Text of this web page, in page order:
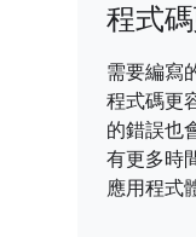
程式
需要編寫
程式碼更
的錯誤也
有更多時
應用程式